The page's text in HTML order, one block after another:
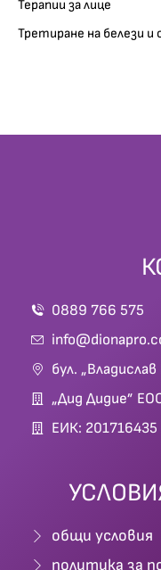
Терапии за лице
Третиране на белези и
0889 766 575
бул.
„Дид Дидие”
ЕИК: 201716435
общи условия
политика за